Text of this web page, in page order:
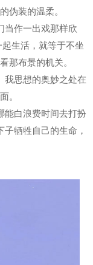
伪装的温柔。
当作一出戏那样欣
生活，就等于不坐
那布景的机关。
我思想的奥妙之处在
。
能白浪费时间去打扮
牺牲自己的生命，